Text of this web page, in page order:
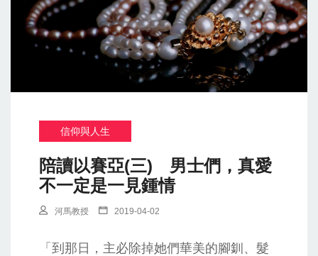
信仰與人生
陪讀以賽亞(三) 男士們，真愛
不一定是一見鍾情
河馬教授 2019-04-02
「到那日，主必除掉她們華美的腳釧、髮